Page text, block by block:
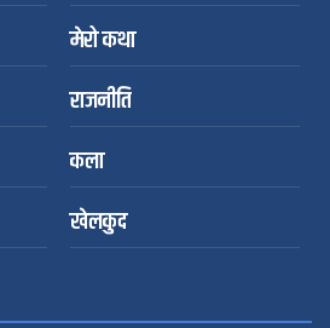
मेरो कथा
राजनीति
कला
खेलकुद